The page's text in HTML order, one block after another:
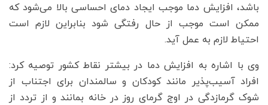
باشد، افزایش دما موجب ایجاد دمای احساسی بالا می‌شود که
ممکن است موجب از حال رفتگی شود بنابراین لازم است
احتیاط لازم به عمل آید.
وی با اشاره به افزایش دما در بیشتر نقاط کشور توصیه کرد:
افراد آسیب‌پذیر مانند کودکان و سالمندان برای اجتناب از
شوک گرمازدگی در اوج گرمای روز در خانه بمانند و از تردد از